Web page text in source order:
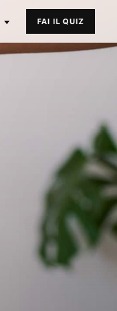
FAI IL QUIZ